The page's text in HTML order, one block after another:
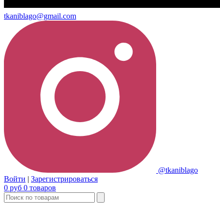
tkaniblago@gmail.com
@tkaniblago
Войти | Зарегистрироваться
0 руб 0 товаров